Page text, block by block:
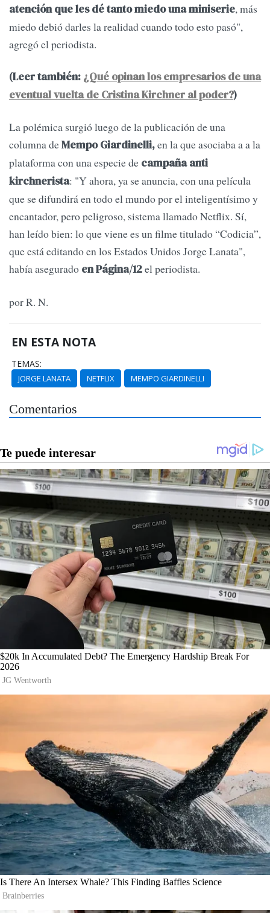
atención que les dé tanto miedo una miniserie, más
miedo debió darles la realidad cuando todo esto pasó",
agregó el periodista.
(Leer también: ¿Qué opinan los empresarios de una
eventual vuelta de Cristina Kirchner al poder?)
La polémica surgió luego de la publicación de una
columna deMempo Giardinelli,en la que asociaba a a la
plataforma con una especie de campaña anti
kirchnerista: "Y ahora, ya se anuncia, con una película
que se difundirá en todo el mundo por el inteligentísimo y
encantador, pero peligroso, sistema llamado Netflix. Sí,
han leído bien: lo que viene es un filme titulado “Codicia”,
que está editando en los Estados Unidos Jorge Lanata",
había asegurado en Página/12el periodista.
por R. N.
EN ESTA NOTA
TEMAS:
JORGE LANATA NETFLIX MEMPO GIARDINELLI
Comentarios